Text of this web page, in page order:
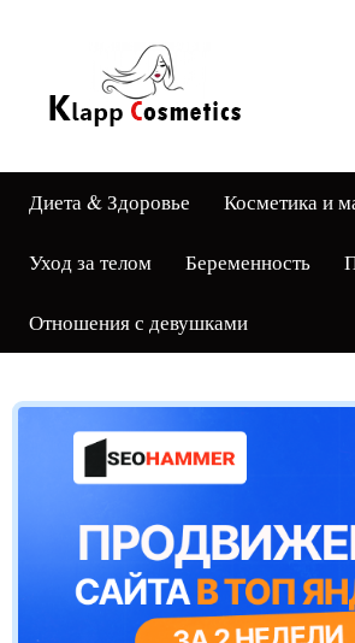
Диета & Здоровье Косметика и
Уход за телом Беременность
Отношения с девушками